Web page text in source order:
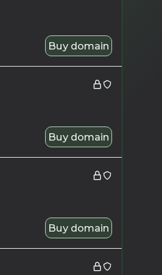
Buy domain
Buy domain
Buy domain